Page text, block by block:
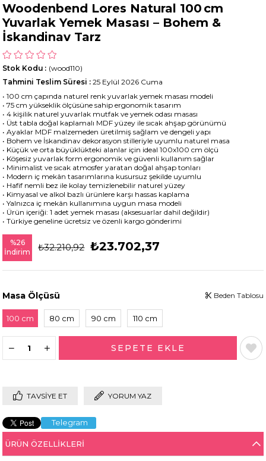
Woodenbend Lores Natural 100 cm
Yuvarlak Yemek Masası – Bohem &
İskandinav Tarz
(wood110)
Stok Kodu
Tahmini Teslim Süresi : 25 Eylül 2026 Cuma
• 100 cm çapında naturel renk yuvarlak yemek masası modeli
• 75 cm yükseklik ölçüsüne sahip ergonomik tasarım
• 4 kişilik naturel yuvarlak mutfak ve yemek odası masası
• Üst tabla doğal kaplamalı MDF yüzey ile sıcak ahşap görünümü
• Ayaklar MDF malzemeden üretilmiş sağlam ve dengeli yapı
• Bohem ve İskandinav dekorasyon stilleriyle uyumlu naturel masa
• Küçük ve orta büyüklükteki alanlar için ideal 100x100 cm ölçü
• Köşesiz yuvarlak form ergonomik ve güvenli kullanım sağlar
• Minimalist ve sıcak atmosfer yaratan doğal ahşap tonları
• Modern iç mekân tasarımlarına kusursuz şekilde uyumlu
• Hafif nemli bez ile kolay temizlenebilir naturel yüzey
• Kimyasal ve alkol bazlı ürünlere karşı hassas kaplama
• Yalnızca iç mekân kullanımına uygun masa modeli
• Ürün içeriği: 1 adet yemek masası (aksesuarlar dahil değildir)
• Türkiye geneline ücretsiz ve özenli kargo gönderimi
%26
İndirim
₺32.210,92 ₺23.702,37
Masa Ölçüsü
100 cm 80 cm 90 cm 110 cm
Beden Tablosu
TAVSIYE ET YORUM YAZ
Telegram
ÜRÜN ÖZELLIKLERI